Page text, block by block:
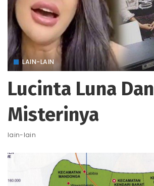
LAIN-LAIN
Lucinta Luna Dan
Misterinya
lain-lain